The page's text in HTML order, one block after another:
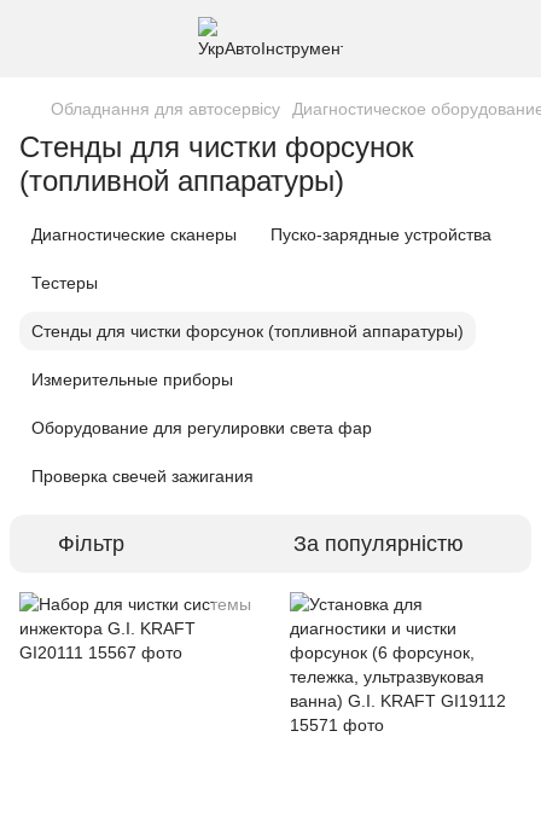
Обладнання для автосервісу Диагностическое
Стенды для чистки форсунок
(топливной аппаратуры)
Диагностические сканеры Пуско-зарядные устройства
Тестеры
Стенды для чистки форсунок (топливной аппаратуры)
Измерительные приборы
Оборудование для регулировки света фар
Проверка свечей зажигания
Фільтр За популярністю